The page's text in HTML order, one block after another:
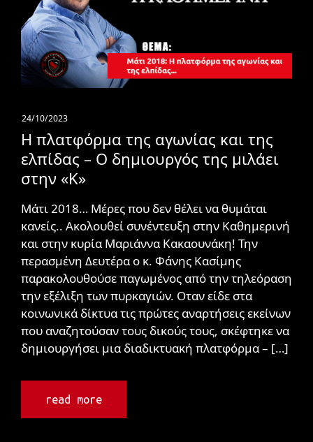
24/10/2023
Η πλατφόρμα της αγωνίας και της
ελπίδας – Ο δημιουργός της μιλάει
στην «Κ»
Μάτι 2018… Μέρες που δεν θέλει να θυμάται
κανείς.. Ακολουθεί συνέντευξη στην Καθημερινή
και στην κυρία Μαριάννα Κακαουνάκη! Την
περασμένη Δευτέρα ο κ. Φάνης Κασίμης
παρακολουθούσε παγωμένος από την τηλεόραση
την εξέλιξη των πυρκαγιών. Οταν είδε στα
κοινωνικά δίκτυα τις πρώτες αναρτήσεις εκείνων
που αναζητούσαν τους δικούς τους, σκέφτηκε να
δημιουργήσει μια διαδικτυακή πλατφόρμα – […]
read more